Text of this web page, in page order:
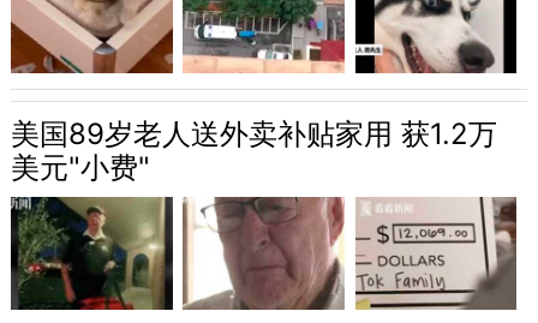
美国89岁老人送外卖补贴家用 获1.2万
美元"小费"